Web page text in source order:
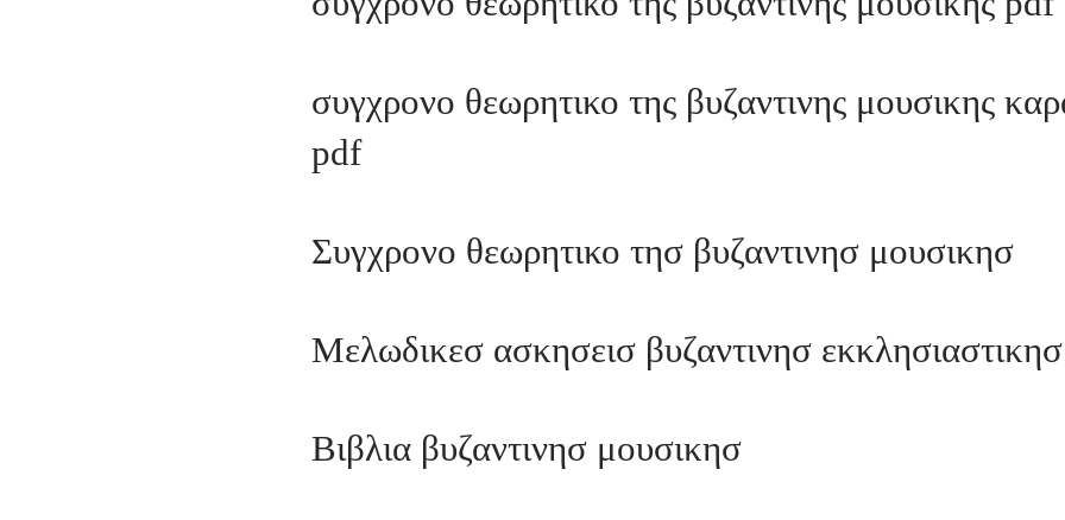
συγχρονο θεωρητικο της βυζαντινης μουσικης
pdf
Συγχρονο θεωρητικο τησ βυζαντινησ μουσικησ
Μελωδικεσ ασκησεισ βυζαντινησ
Βιβλια βυζαντινησ μουσικησ